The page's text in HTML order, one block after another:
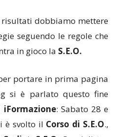
dobbiamo mettere
seguendo le regole che
in gioco la S.E.O.
portare in prima pagina
si è parlato questo fine
iFormazione: Sabato 28 e
è svolto il Corso di S.E.O.,